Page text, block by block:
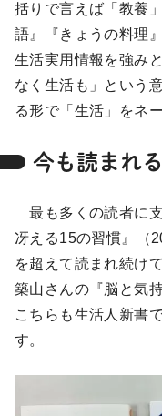
括りで言えば「教養
語』『きょうの料理
生活実用情報を強み
なく生活も」という
る形で「生活」をネ
今も読まれ
最も多くの読者に
冴える15の習慣』（
を超えて読まれ続け
築山さんの『脳と気
こちらも生活人新書
す。